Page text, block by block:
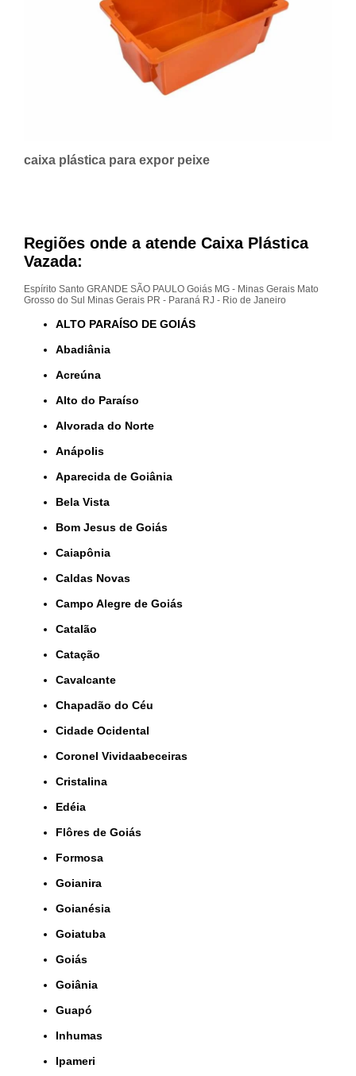
caixa plástica para expor peixe
Regiões onde a atende Caixa Plástica
Vazada:
Espírito Santo GRANDE SÃO PAULO Goiás MG - Minas Gerais Mato
Grosso do Sul
Minas Gerais PR - Paraná RJ - Rio de Janeiro
ALTO PARAÍSO DE GOIÁS
Abadiânia
Acreúna
Alto do Paraíso
Alvorada do Norte
Anápolis
Aparecida de Goiânia
Bela Vista
Bom Jesus de Goiás
Caiapônia
Caldas Novas
Campo Alegre de Goiás
Catalão
Catação
Cavalcante
Chapadão do Céu
Cidade Ocidental
Coronel Vividaabeceiras
Cristalina
Edéia
Flôres de Goiás
Formosa
Goianira
Goianésia
Goiatuba
Goiás
Goiânia
Guapó
Inhumas
Ipameri